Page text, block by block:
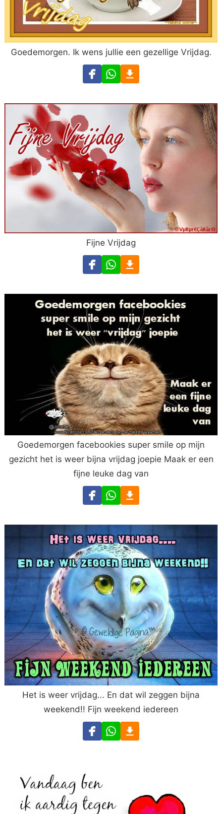
Goedemorgen. Ik wens jullie een gezellige Vrijdag.
Fijne Vrijdag
Goedemorgen facebookies super smile op mijn
gezicht het is weer bijna vrijdag joepie Maak er een
fijne leuke dag van
Het is weer vrijdag... En dat wil zeggen bijna
weekend!! Fijn weekend iedereen